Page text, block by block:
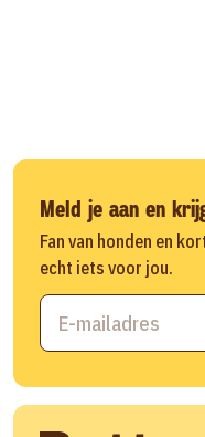
Meld je aan en
Fan van honden en
echt iets voor jou.